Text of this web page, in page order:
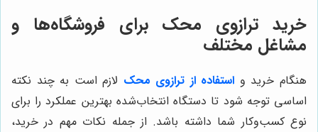
خرید ترازوی محک برای فروشگاه‌ها و
مشاغل مختلف
هنگام خرید و استفاده از ترازوی محک لازم است به چند نکته
اساسی توجه شود تا دستگاه انتخاب‌شده بهترین عملکرد را برای
نوع کسب‌وکار شما داشته باشد. از جمله نکات مهم در خرید،